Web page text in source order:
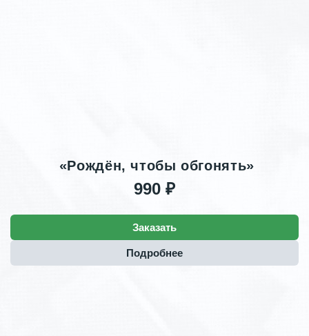
«Рождён, чтобы обгонять»
990 ₽
Заказать
Подробнее